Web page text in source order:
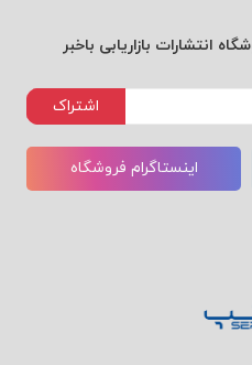
انتشارات بازاریابی باخبر
اشتراک
اینستاگرام فروشگاه